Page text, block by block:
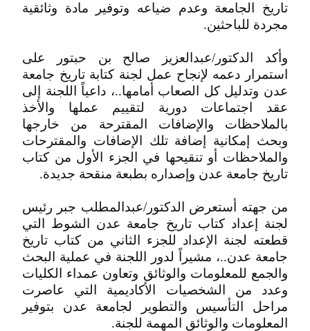
تاريخ الجامعة وعدم ضياعه وتوفير مادة وثائقية
مجردة للباحثين.
وأكد الدكتور/عبدالعزيز صالح بن حبتور على
استمرار دعمه لإنجاح عمل لجنة كتابة تاريخ جامعة
عدن وتدليل كل الصعاب أمامها..، داعياً اللجنة إلى
عقد اجتماعات دورية لتقييم عملها والأخذ
بالملاحظات والإضافات المقترحة من خارجها
وبحث إمكانية إضافة تلك الإضافات والمقترحات
والملاحظات أو تنقيحها في الجزء الأول من كتاب
تاريخ جامعة عدن وإصداره بطبعة منقحة جديدة.
من جهته أستعرض الدكتور/عبدالمطلب جبر رئيس
لجنة إعداد كتاب تاريخ جامعة عدن الشوط التي
قطعته لجنة الإعداد للجزء الثاني من كتاب تاريخ
جامعة عدن..، مشيراً لدور اللجنة في عملية البحث
والجمع للمعلومات والوثائق وتعاون عمداء الكليات
وعدد من الشخصيات الأكاديمية التي عاصرت
مراحل التأسيس والتطوير لجامعة عدن بتوفير
المعلومات والوثائق المهمة للجنة.